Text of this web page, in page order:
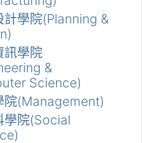
計學院(Planning &
訊學院
&
Science)
院(Management)
學院(Social